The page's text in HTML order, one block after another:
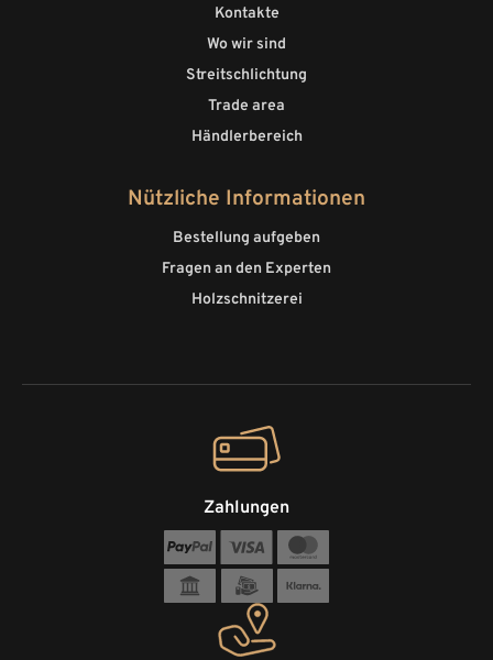
Kontakte
Wo wir sind
Streitschlichtung
Trade area
Händlerbereich
Nützliche Informationen
Bestellung aufgeben
Fragen an den Experten
Holzschnitzerei
Zahlungen